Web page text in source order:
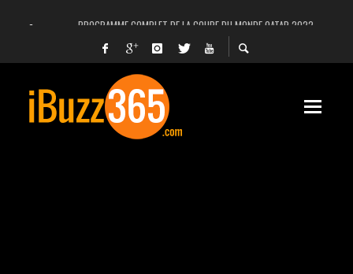
PROGRAMME COMPLET DE LA COUPE DU MONDE QATAR 2022
FACEBOOK, INSTAGRAM ET WHATSAPP HORS SERVICE! EST-CE UNE CYBER-
UNE VIDÉO 4K MONTRE LA PLANÈTE MARS EN ULTRA-HAUTE DÉFINITION
LANCEMENT DU PREMIER VOL HABITÉ DE SPACEX
DÉCÈS DE L’EX-PRÉSIDENT ZINE EL ABIDINE BEN ALI, SERA-T-IL ENTERRÉ EN